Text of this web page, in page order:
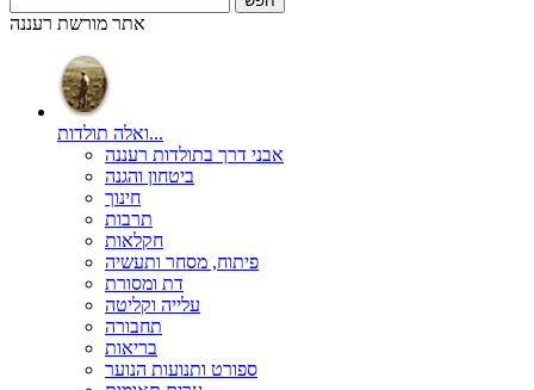
אתר מורשת רעננה
ואלה תולדות...
אבני דרך בתולדות רעננה
ביטחון והגנה
חינוך
תרבות
חקלאות
פיתוח, מסחר ותעשיה
דת ומסורת
עלייה וקליטה
תחבורה
בריאות
ספורט ותנועות הנוער